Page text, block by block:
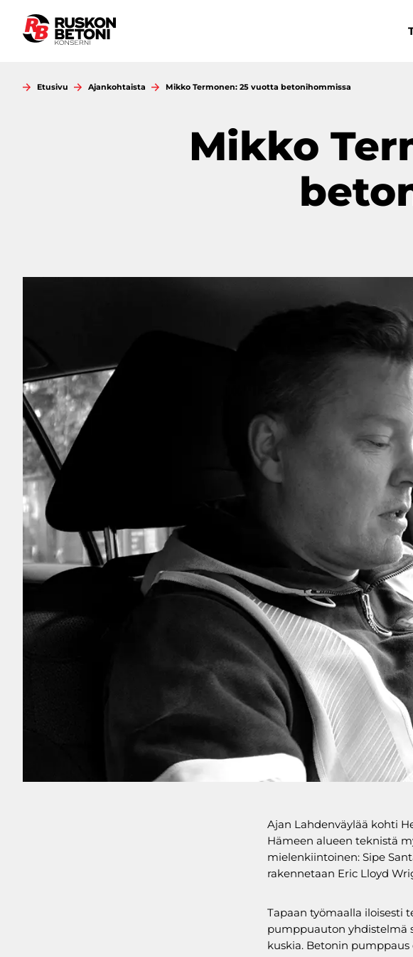
sisältöön
Etusivu Ajankohtaista Mikko Termonen: 25 vuotta betonihommissa
Mikko
Ajan Lahdenväylää kohti
Hämeen alueen teknistä
mielenkiintoinen: Sipe
rakennetaan Eric Lloyd
Tapaan työmaalla iloisesti
pumppuauton yhdistelmä
kuskia. Betonin